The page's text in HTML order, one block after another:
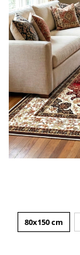
Pilote cu blăniță
80x150 cm